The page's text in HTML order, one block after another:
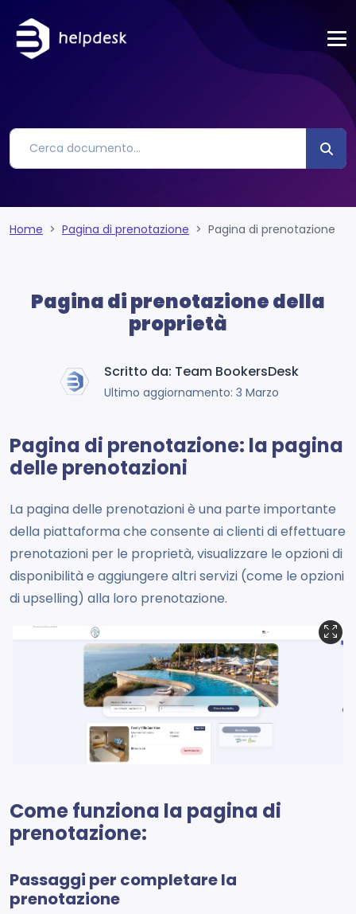
Home Pagina di prenotazione Pagina di prenotazione
Pagina di prenotazione della
proprietà
Scritto da: Team BookersDesk
Ultimo aggiornamento: 3 Marzo
Pagina di prenotazione: la pagina
delle prenotazioni
La pagina delle prenotazioni è una parte importante
della piattaforma che consente ai clienti di effettuare
prenotazioni per le proprietà, visualizzare le opzioni di
disponibilità e aggiungere altri servizi (come le opzioni
di upselling) alla loro prenotazione.
Come funziona la pagina di
prenotazione:
Passaggi per completare la
prenotazione